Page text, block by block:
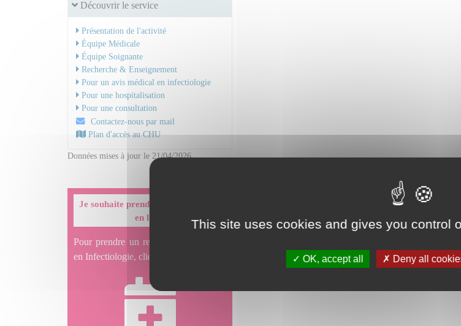
Découvrir le service
Présentation de l'activité
Équipe Médicale
Équipe Soignante
Recherche & Enseignement
Pour un avis médical en infectiologie
Pour une hospitalisation
Pour une consultation
Contactez-nous par mail
Plan d'accès au CHU
Données mises à jour le 21/04/2026
Je souhaite prendre un rendez-vous
en ligne
Pour prendre un rendez-vous en ligne
en Infectiologie, cliquez ici.
This site uses cookies and gives you control
OK, accept all Deny all